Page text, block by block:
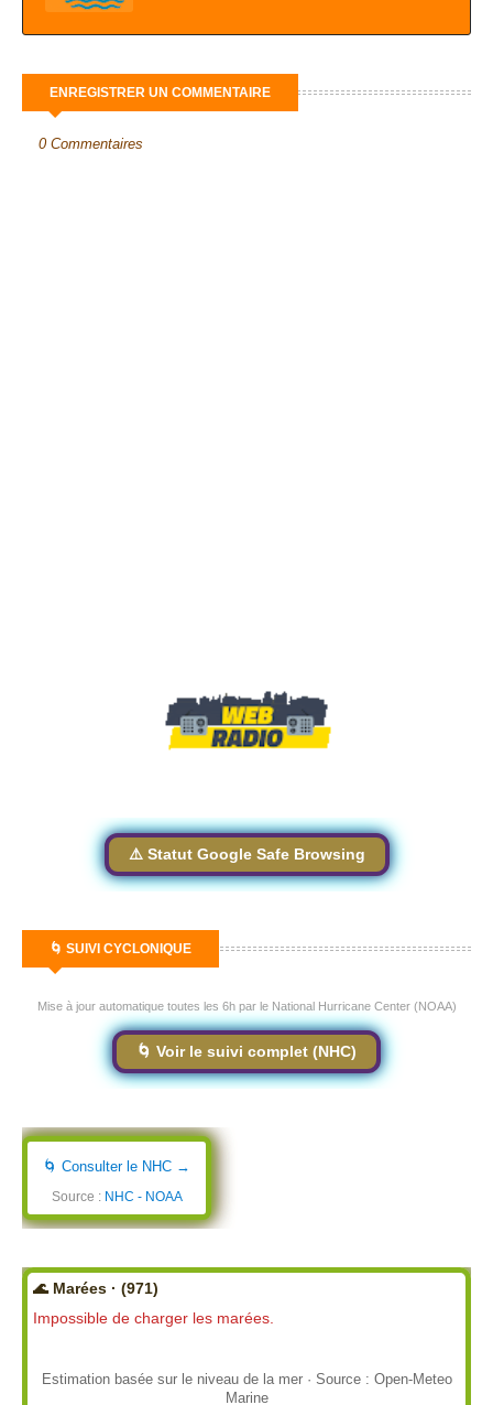
ENREGISTRER UN COMMENTAIRE
0 Commentaires
⚠️ Statut Google Safe Browsing
🌀 SUIVI CYCLONIQUE
Mise à jour automatique toutes les 6h par le National Hurricane Center (NOAA)
🌀 Voir le suivi complet (NHC)
🌀 Consulter le NHC →
Source : NHC - NOAA
🌊 Marées · (971)
Impossible de charger les marées.
Estimation basée sur le niveau de la mer · Source : Open-Meteo
Marine